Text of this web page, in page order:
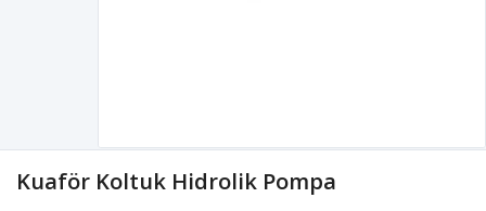
Kuaför Koltuk Hidrolik Pompa